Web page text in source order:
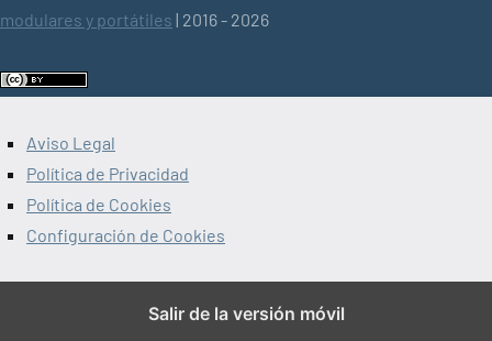
modulares y portátiles | 2016 - 2026
Aviso Legal
Política de Privacidad
Política de Cookies
Configuración de Cookies
Salir de la versión móvil